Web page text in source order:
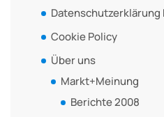
Datenschutzerklärung
Cookie Policy
Über uns
Markt+Meinung
Berichte 2008